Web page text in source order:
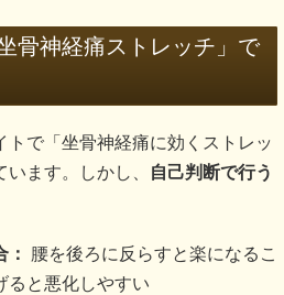
骨神経痛ストレッチ」で
トで「坐骨神経痛に効くストレッ
ます。しかし、
自己判断で行う
腰を後ろに反らすと楽になるこ
ると悪化しやすい